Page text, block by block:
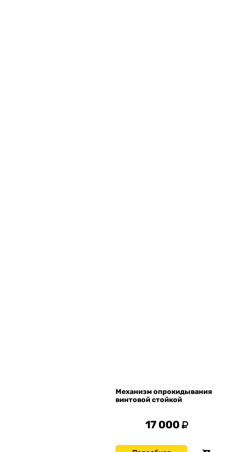
Механизм опрокидывания
винтовой стойкой
17 000